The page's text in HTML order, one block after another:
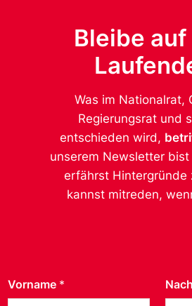
Bleibe auf
Was im Nationalrat,
Regierungsrat und
entschieden wird,
unserem Newsletter
erfährst Hintergründe
kannst mitreden,
Vorname *